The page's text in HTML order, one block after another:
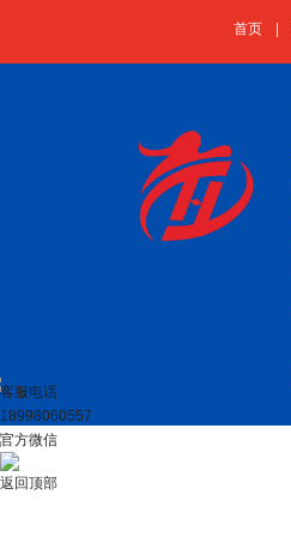
首页
客服电话
18998060557
官方微信
返回顶部